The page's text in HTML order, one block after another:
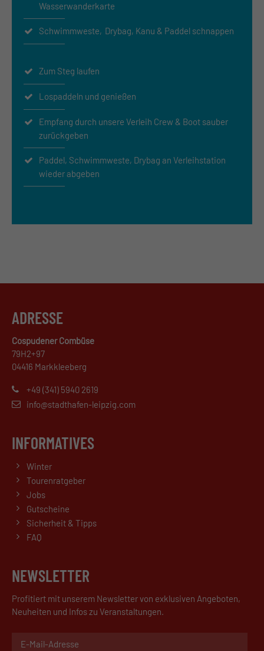
Wasserwanderkarte
Schwimmweste, Drybag, Kanu & Paddel schnappen
Zum Steg laufen
Lospaddeln und genießen
Empfang durch unsere Verleih Crew & Boot sauber
zurückgeben
Paddel, Schwimmweste, Drybag an Verleihstation
wieder abgeben
ADRESSE
Cospudener Combüse
79H2+97
04416 Markkleeberg
+49 (341) 5940 2619
info@stadthafen-leipzig.com
INFORMATIVES
Winter
Tourenratgeber
Jobs
Gutscheine
Sicherheit & Tipps
FAQ
NEWSLETTER
Profitiert mit unserem Newsletter von exklusiven Angeboten,
Neuheiten und Infos zu Veranstaltungen.